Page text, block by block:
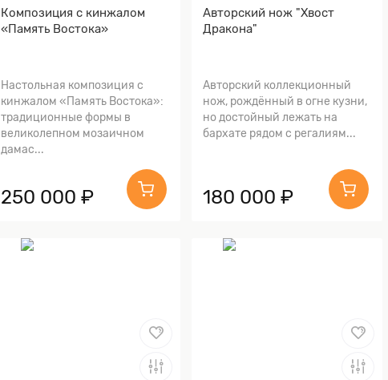
Композиция с кинжалом
«Память Востока»
Настольная композиция с
кинжалом «Память Востока»:
традиционные формы в
великолепном мозаичном
дамас...
250 000 ₽
Авторский нож "Хвост
Дракона"
Авторский коллекционный
нож, рождённый в огне кузни,
но достойный лежать на
бархате рядом с регалиям...
180 000 ₽